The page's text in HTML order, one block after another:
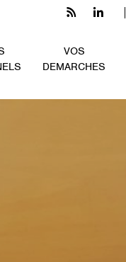
VOS
DEMARCHES